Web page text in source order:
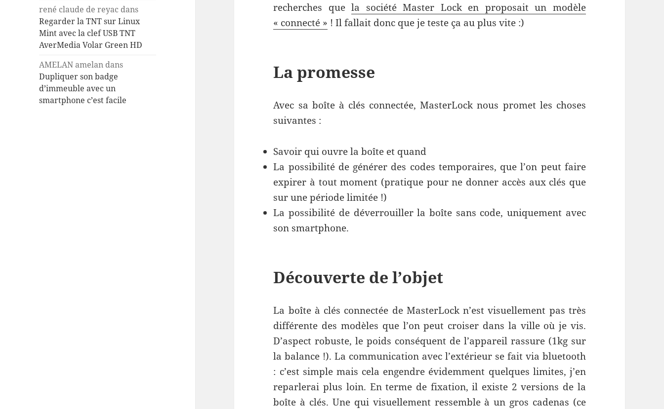
rené claude de reyac dans
Regarder la TNT sur Linux
Mint avec la clef USB TNT
AverMedia Volar Green HD
AMELAN amelan dans
Dupliquer son badge
d’immeuble avec un
smartphone c’est facile
recherches quela société Master Lock en proposait un modèle
« connecté » ! Il fallait donc que je teste ça au plus vite :)
La promesse
Avec sa boîte à clés connectée, MasterLock nous promet les choses
suivantes :
Savoir qui ouvre la boîte et quand
La possibilité de générer des codes temporaires, que l’on peut faire
expirer à tout moment (pratique pour ne donner accès aux clés que
sur une période limitée !)
La possibilité de déverrouiller la boîte sans code, uniquement avec
son smartphone.
Découverte de l’objet
La boîte à clés connectée de MasterLock n’est visuellement pas très
différente des modèles que l’on peut croiser dans la ville où je vis.
D’aspect robuste, le poids conséquent de l’appareil rassure (1kg sur
la balance !). La communication avec l’extérieur se fait via bluetooth
: c’est simple mais cela engendre évidemment quelques limites, j’en
reparlerai plus loin. En terme de fixation, il existe 2 versions de la
boîte à clés. Une qui visuellement ressemble à un gros cadenas (ce